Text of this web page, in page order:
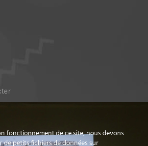
fonctionnement de ce site, nous devons
de petits fichiers de données sur